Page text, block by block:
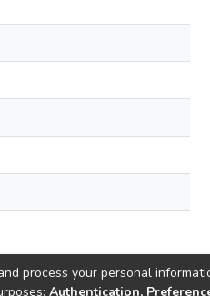
process your personal
Authentication,